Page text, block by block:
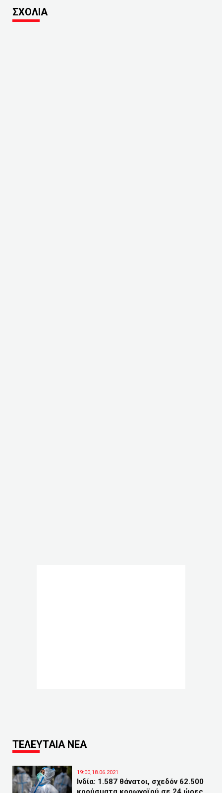
ΣΧΟΛΙΑ
ΤΕΛΕΥΤΑΙΑ ΝΕΑ
19:00,18.06.2021
Ινδία: 1.587 θάνατοι, σχεδόν 62.500